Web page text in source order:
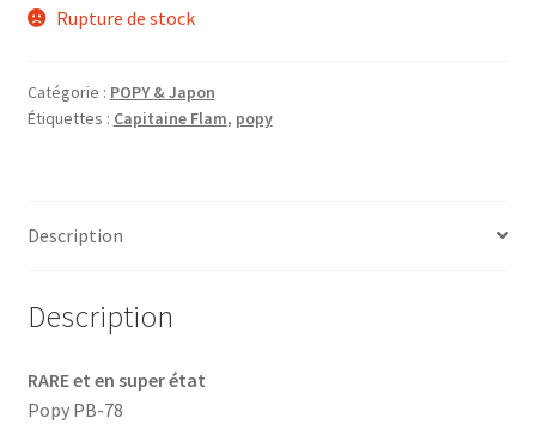
Rupture de stock
Catégorie : POPY & Japon
Étiquettes : Capitaine Flam, popy
Description
Description
RARE et en super état
Popy PB-78